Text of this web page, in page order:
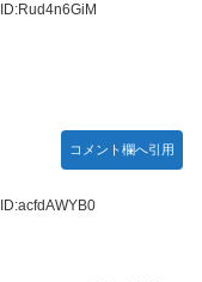
ID:Rud4n6GiM
コメント欄へ引用
ID:acfdAWYB0